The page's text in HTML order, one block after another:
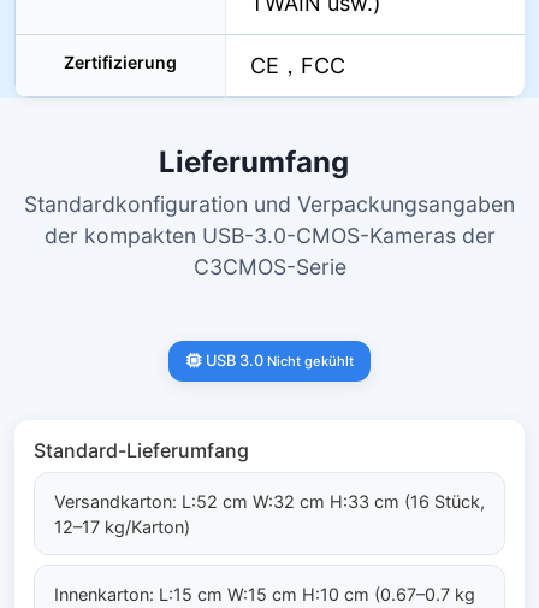
Zertifizierung CE，FCC
Lieferumfang
Standardkonfiguration und Verpackungsangaben
der kompakten USB-3.0-CMOS-Kameras der
C3CMOS-Serie
USB 3.0 Nicht gekühlt
Standard-Lieferumfang
Versandkarton: L:52 cm W:32 cm H:33 cm (16 Stück,
12–17 kg/Karton)
Innenkarton: L:15 cm W:15 cm H:10 cm (0.67–0.7 kg